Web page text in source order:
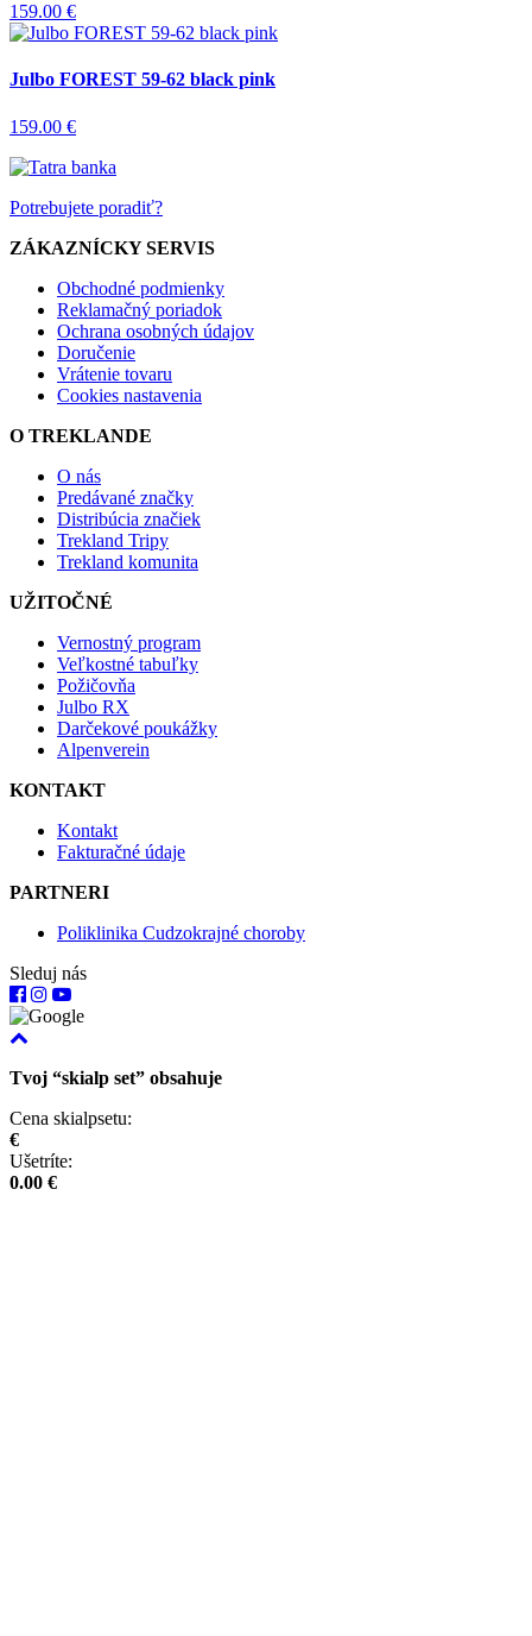
159.00 €
Julbo FOREST 59-62 black pink
159.00 €
Potrebujete poradiť?
ZÁKAZNÍCKY SERVIS
Obchodné podmienky
Reklamačný poriadok
Ochrana osobných údajov
Doručenie
Vrátenie tovaru
Cookies nastavenia
O TREKLANDE
O nás
Predávané značky
Distribúcia značiek
Trekland Tripy
Trekland komunita
UŽITOČNÉ
Vernostný program
Veľkostné tabuľky
Požičovňa
Julbo RX
Darčekové poukážky
Alpenverein
KONTAKT
Kontakt
Fakturačné údaje
PARTNERI
Poliklinika Cudzokrajné choroby
Sleduj nás
Tvoj “skialp set” obsahuje
Cena skialpsetu:
€
Ušetríte:
0.00 €